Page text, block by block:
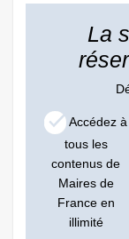
La
Accédez à
tous les
contenus de
Maires de
France en
illimité